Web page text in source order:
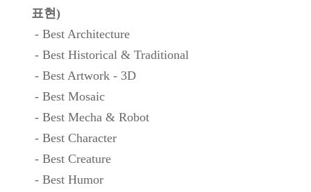
표현)
- Best Architecture
- Best Historical & Traditional
- Best Artwork - 3D
- Best Mosaic
- Best Mecha & Robot
- Best Character
- Best Creature
- Best Humor